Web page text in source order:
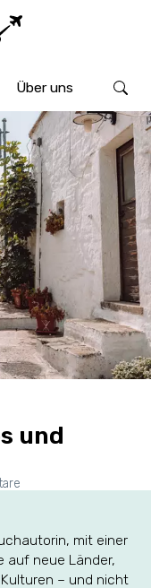
Über uns
und
mit einer
auf neue Länder,
– und nicht